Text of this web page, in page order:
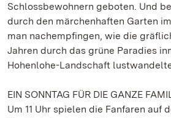
Schlossbewohnern geboten. Und
durch den märchenhaften Garten
man nachempfingen, wie die
Jahren durch das grüne Paradies
Hohenlohe-Landschaft
EIN SONNTAG FÜR DIE GANZE
Um 11 Uhr spielen die Fanfaren auf